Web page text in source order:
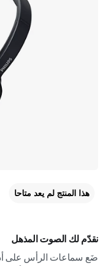
نقدّم لك الصوت المذهل
ضَع سماعات الرأس على
هذا المنتج لم يعد متاحا